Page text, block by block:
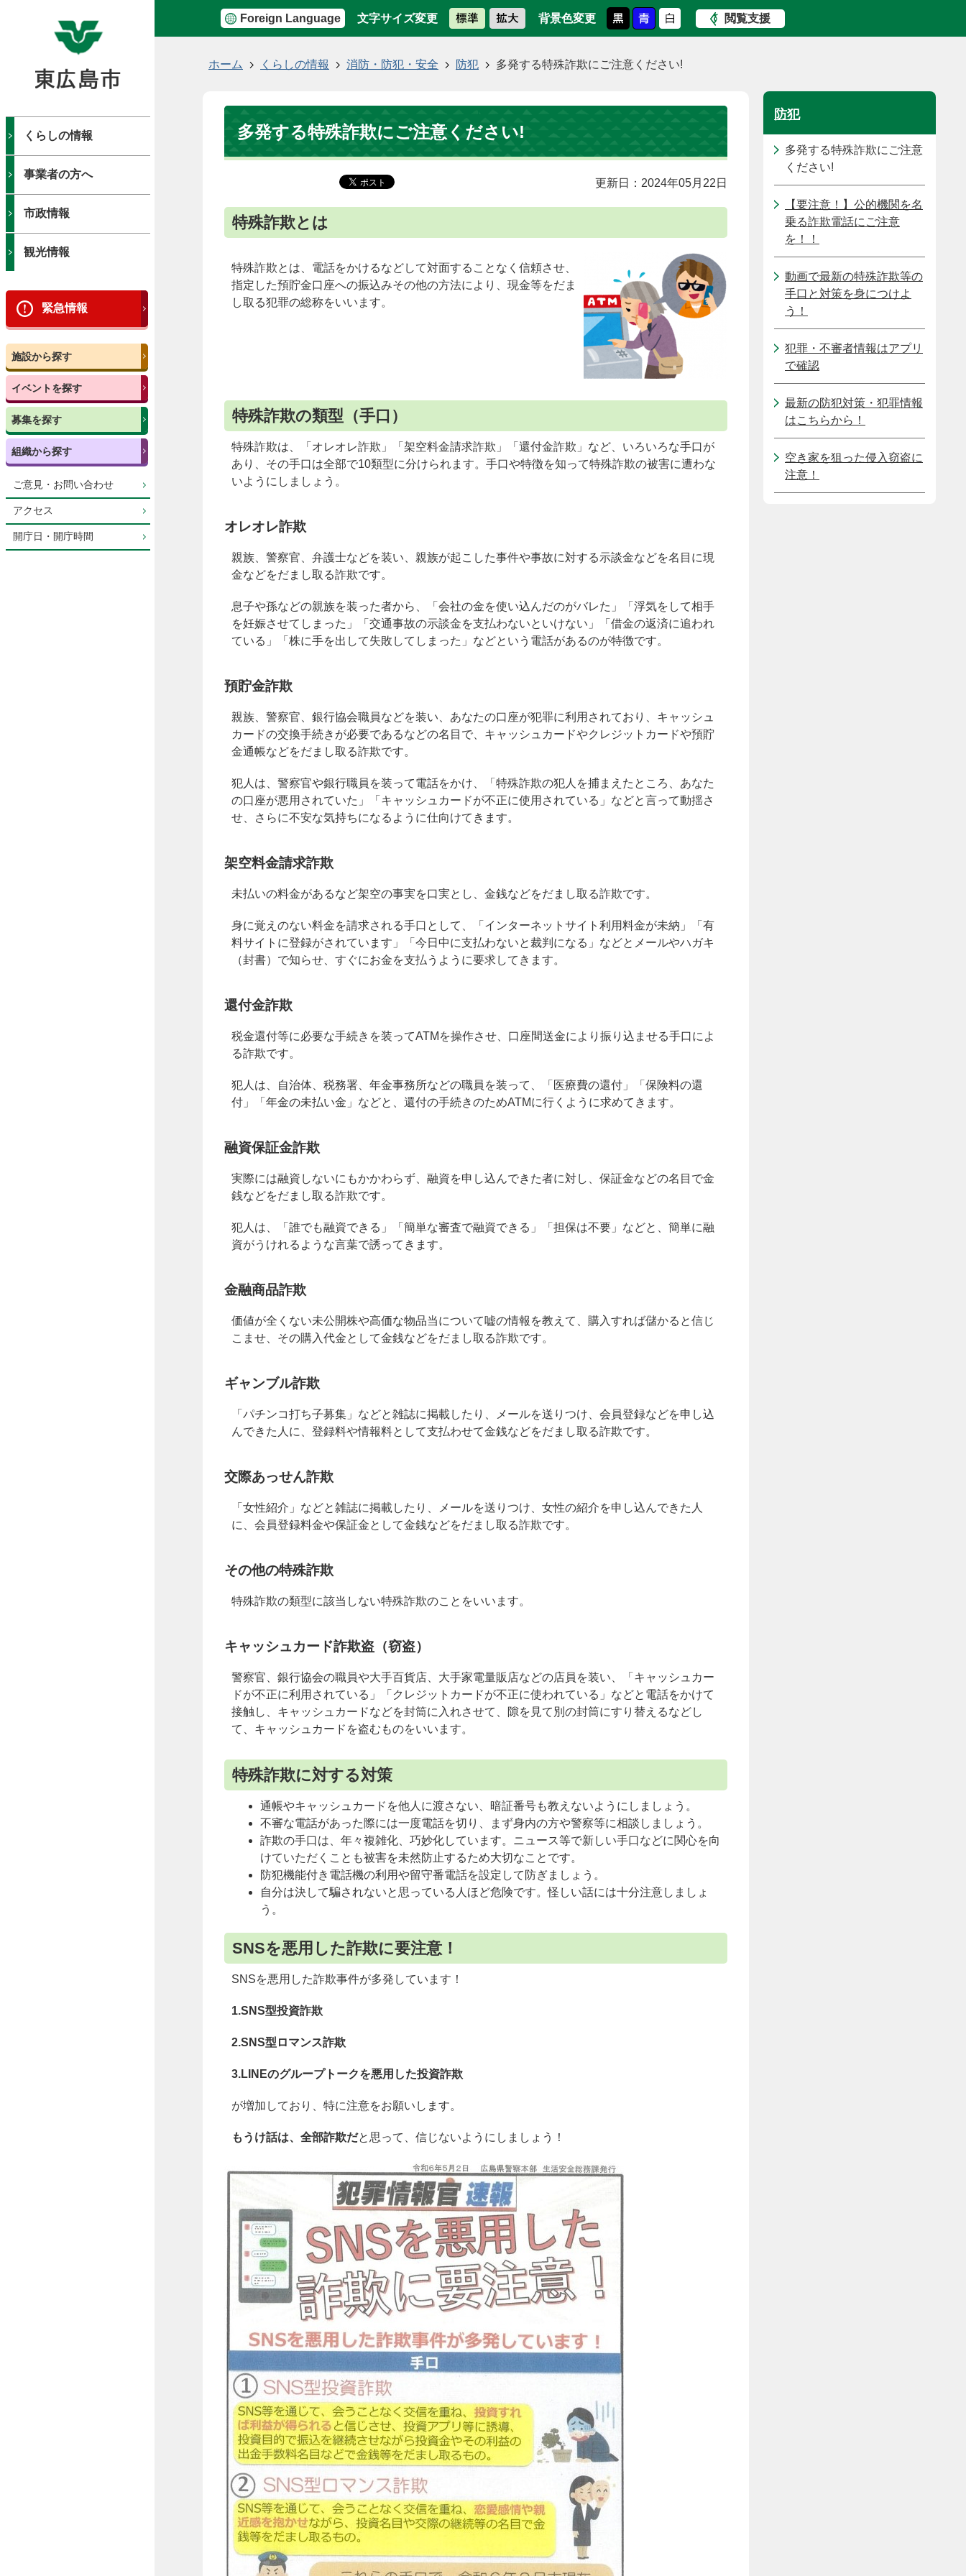
Foreign Language 文字サイズ変更 背景色変更 閲覧支援
くらしの情報
事業者の方へ
市政情報
観光情報
緊急情報
施設から探す
イベントを探す
募集を探す
組織から探す
ご意見・お問い合わせ
アクセス
開庁日・開庁時間
ホーム くらしの情報 消防・防犯・安全 防犯 多発する特殊詐欺にご注意ください!
多発する特殊詐欺にご注意ください!
更新日：2024年05月22日
特殊詐欺とは
特殊詐欺とは、電話をかけるなどして対面することなく信頼させ、
指定した預貯金口座への振込みその他の方法により、現金等をだま
し取る犯罪の総称をいいます。
特殊詐欺の類型（手口）
特殊詐欺は、「オレオレ詐欺」「架空料金請求詐欺」「還付金詐欺」など、いろいろな手口が
あり、その手口は全部で10類型に分けられます。手口や特徴を知って特殊詐欺の被害に遭わな
いようにしましょう。
オレオレ詐欺
親族、警察官、弁護士などを装い、親族が起こした事件や事故に対する示談金などを名目に現
金などをだまし取る詐欺です。
息子や孫などの親族を装った者から、「会社の金を使い込んだのがバレた」「浮気をして相手
を妊娠させてしまった」「交通事故の示談金を支払わないといけない」「借金の返済に追われ
ている」「株に手を出して失敗してしまった」などという電話があるのが特徴です。
預貯金詐欺
親族、警察官、銀行協会職員などを装い、あなたの口座が犯罪に利用されており、キャッシュ
カードの交換手続きが必要であるなどの名目で、キャッシュカードやクレジットカードや預貯
金通帳などをだまし取る詐欺です。
犯人は、警察官や銀行職員を装って電話をかけ、「特殊詐欺の犯人を捕まえたところ、あなた
の口座が悪用されていた」「キャッシュカードが不正に使用されている」などと言って動揺さ
せ、さらに不安な気持ちになるように仕向けてきます。
架空料金請求詐欺
未払いの料金があるなど架空の事実を口実とし、金銭などをだまし取る詐欺です。
身に覚えのない料金を請求される手口として、「インターネットサイト利用料金が未納」「有
料サイトに登録がされています」「今日中に支払わないと裁判になる」などとメールやハガキ
（封書）で知らせ、すぐにお金を支払うように要求してきます。
還付金詐欺
税金還付等に必要な手続きを装ってATMを操作させ、口座間送金により振り込ませる手口によ
る詐欺です。
犯人は、自治体、税務署、年金事務所などの職員を装って、「医療費の還付」「保険料の還
付」「年金の未払い金」などと、還付の手続きのためATMに行くように求めてきます。
融資保証金詐欺
実際には融資しないにもかかわらず、融資を申し込んできた者に対し、保証金などの名目で金
銭などをだまし取る詐欺です。
犯人は、「誰でも融資できる」「簡単な審査で融資できる」「担保は不要」などと、簡単に融
資がうけれるような言葉で誘ってきます。
金融商品詐欺
価値が全くない未公開株や高価な物品当について嘘の情報を教えて、購入すれば儲かると信じ
こませ、その購入代金として金銭などをだまし取る詐欺です。
ギャンブル詐欺
「パチンコ打ち子募集」などと雑誌に掲載したり、メールを送りつけ、会員登録などを申し込
んできた人に、登録料や情報料として支払わせて金銭などをだまし取る詐欺です。
交際あっせん詐欺
「女性紹介」などと雑誌に掲載したり、メールを送りつけ、女性の紹介を申し込んできた人
に、会員登録料金や保証金として金銭などをだまし取る詐欺です。
その他の特殊詐欺
特殊詐欺の類型に該当しない特殊詐欺のことをいいます。
キャッシュカード詐欺盗（窃盗）
警察官、銀行協会の職員や大手百貨店、大手家電量販店などの店員を装い、「キャッシュカー
ドが不正に利用されている」「クレジットカードが不正に使われている」などと電話をかけて
接触し、キャッシュカードなどを封筒に入れさせて、隙を見て別の封筒にすり替えるなどし
て、キャッシュカードを盗むものをいいます。
特殊詐欺に対する対策
通帳やキャッシュカードを他人に渡さない、暗証番号も教えないようにしましょう。
不審な電話があった際には一度電話を切り、まず身内の方や警察等に相談しましょう。
詐欺の手口は、年々複雑化、巧妙化しています。ニュース等で新しい手口などに関心を向
けていただくことも被害を未然防止するため大切なことです。
防犯機能付き電話機の利用や留守番電話を設定して防ぎましょう。
自分は決して騙されないと思っている人ほど危険です。怪しい話には十分注意しましょ
う。
SNSを悪用した詐欺に要注意！
SNSを悪用した詐欺事件が多発しています！
1.SNS型投資詐欺
2.SNS型ロマンス詐欺
3.LINEのグループトークを悪用した投資詐欺
が増加しており、特に注意をお願いします。
もうけ話は、全部詐欺だと思って、信じないようにしましょう！
防犯
多発する特殊詐欺にご注意
ください!
【要注意！】公的機関を名
乗る詐欺電話にご注意
を！！
動画で最新の特殊詐欺等の
手口と対策を身につけよ
う！
犯罪・不審者情報はアプリ
で確認
最新の防犯対策・犯罪情報
はこちらから！
空き家を狙った侵入窃盗に
注意！